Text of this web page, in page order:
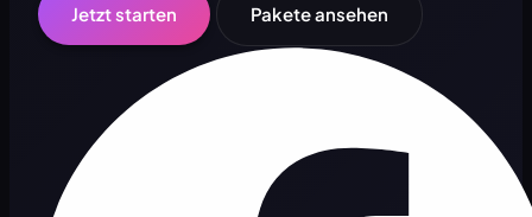
Jetzt starten Pakete ansehen